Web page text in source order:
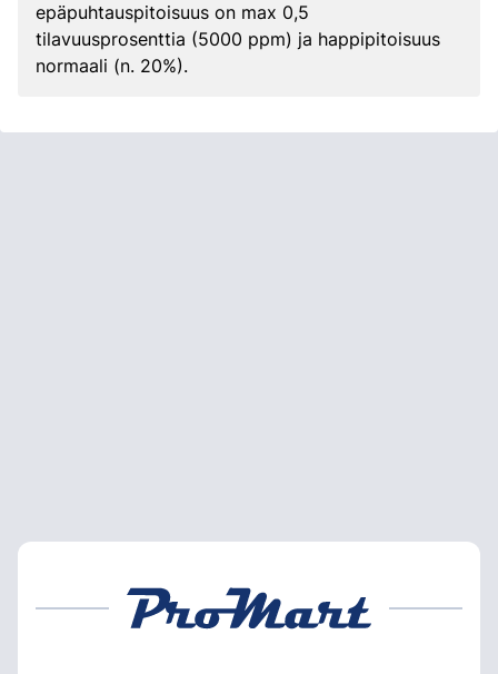
epäpuhtauspitoisuus on max 0,5
tilavuusprosenttia (5000 ppm) ja happipitoisuus
normaali (n. 20%).